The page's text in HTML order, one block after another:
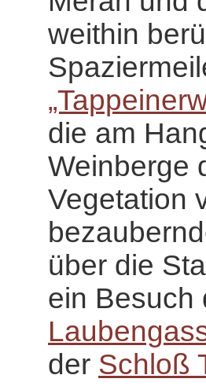
weithin
die am
Weinberge
Vegetation
über die
ein
der Schloß